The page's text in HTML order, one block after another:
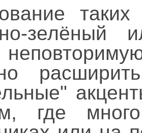
зелёный
где